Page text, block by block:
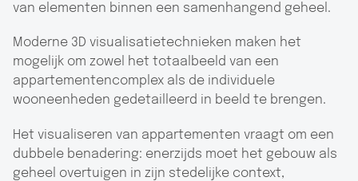
van elementen binnen een samenhangend geheel.
Moderne 3D visualisatietechnieken maken het
mogelijk om zowel het totaalbeeld van een
appartementencomplex als de individuele
wooneenheden gedetailleerd in beeld te brengen.
Het visualiseren van appartementen vraagt om een
dubbele benadering: enerzijds moet het gebouw als
geheel overtuigen in zijn stedelijke context,